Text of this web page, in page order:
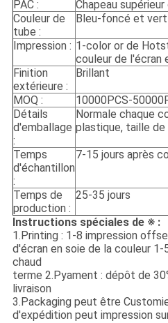
PAC :
Chapeau
Couleur de
tube :
Bleu-foncé et
Impression : 1-color or de
couleur de l'écran
Finition
extérieure :
Brillant
MOQ :
10000PCS-
Détails
d'emballage
:
Normale chaque
plastique, taille
Temps
d'échantillon
:
7-15 jours après
Temps de
production :
25-35 jours
Instructions spéciales de ※ :
1.Printing : 1-8 impression
d'écran en soie de la couleur
chaud
terme 2.Pyament : dépôt de
livraison
3.Packaging peut être
d'expédition peut impression